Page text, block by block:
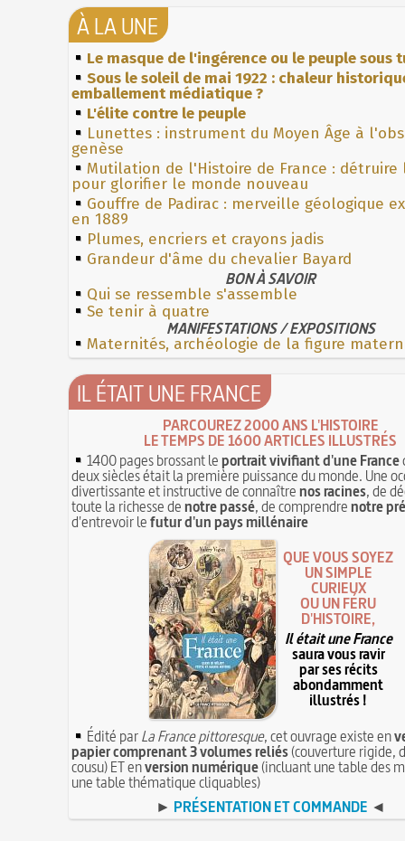
À LA UNE
Le masque de l'ingérence ou le peuple sous
Sous le soleil de mai 1922 : chaleur
emballement médiatique ?
L'élite contre le peuple
Lunettes : instrument du Moyen Âge à
genèse
Mutilation de l'Histoire de France : détruire
pour glorifier le monde nouveau
Gouffre de Padirac : merveille géologique
en 1889
Plumes, encriers et crayons jadis
Grandeur d'âme du chevalier Bayard
BON À SAVOIR
Qui se ressemble s'assemble
Se tenir à quatre
MANIFESTATIONS / EXPOSITIONS
Maternités, archéologie de la figure
IL ÉTAIT UNE FRANCE
PARCOUREZ 2000 ANS L'HISTOIRE
LE TEMPS DE 1600 ARTICLES ILLUSTRÉS
1400 pages brossant leportrait vivifiant d'une France
deux siècles était la première puissance du monde. Une
divertissante et instructive de connaîtrenos racines, de
toute la richesse denotre passé, de comprendrenotre
d'entrevoir lefutur d'un pays millénaire
QUE VOUS SOYEZ
UN SIMPLE
CURIEUX
OU UN FÉRU
D'HISTOIRE,
Il était une France
saura vous ravir
par ses récits
abondamment
illustrés !
Édité parLa France pittoresque, cet ouvrage existe en
papier comprenant 3 volumes reliés(couverture rigide,
cousu) ET enversion numérique(incluant une table des
une table thématique cliquables)
► PRÉSENTATION ET COMMANDE ◄